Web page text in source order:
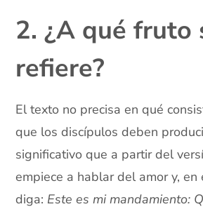
2. ¿A qué fruto
refiere?
El texto no precisa en qué
que los discípulos deben
significativo que a partir del
empiece a hablar del amor y, en
diga: Este es mi mandamiento: